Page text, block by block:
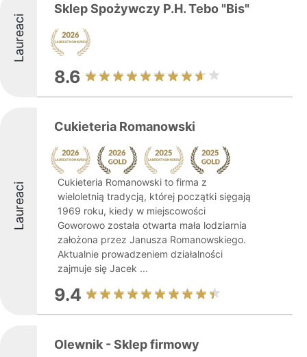
Laureaci
Sklep Spożywczy P.H. Tebo "Bis"
8.6
Laureaci
Cukieteria Romanowski
Cukieteria Romanowski to firma z
wieloletnią tradycją, której początki sięgają
1969 roku, kiedy w miejscowości
Goworowo została otwarta mała lodziarnia
założona przez Janusza Romanowskiego.
Aktualnie prowadzeniem działalności
zajmuje się Jacek ...
9.4
Olewnik - Sklep firmowy